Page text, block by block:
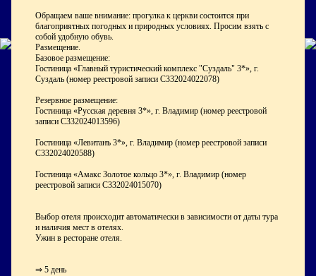
Обращаем ваше внимание: прогулка к церкви состоится при
благоприятных погодных и природных условиях. Просим взять с
собой удобную обувь.
Размещение.
Базовое размещение:
Гостиница «Главный туристический комплекс "Суздаль" 3*», г.
Суздаль (номер реестровой записи С332024022078)
Резервное размещение:
Гостиница «Русская деревня 3*», г. Владимир (номер реестровой
записи С332024013596)
Гостиница «Левитанъ 3*», г. Владимир (номер реестровой записи
С332024020588)
Гостиница «Амакс Золотое кольцо 3*», г. Владимир (номер
реестровой записи С332024015070)
Выбор отеля происходит автоматически в зависимости от даты тура
и наличия мест в отелях.
Ужин в ресторане отеля.
⇒ 5 день